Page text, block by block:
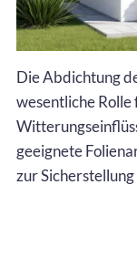
Die Abdichtung
wesentliche Rolle
geeignete
zur